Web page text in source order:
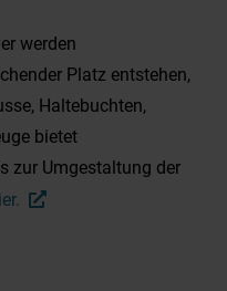
werden
Platz entstehen,
Haltebuchten,
bietet
zur Umgestaltung der